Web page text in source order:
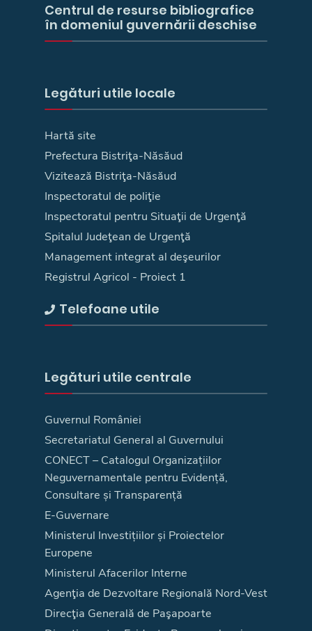
Centrul de resurse bibliografice
în domeniul guvernării deschise
Legături utile locale
Hartă site
Prefectura Bistriţa-Năsăud
Vizitează Bistriţa-Năsăud
Inspectoratul de poliţie
Inspectoratul pentru Situaţii de Urgenţă
Spitalul Judeţean de Urgenţă
Management integrat al deşeurilor
Registrul Agricol - Proiect 1
Telefoane utile
Legături utile centrale
Guvernul României
Secretariatul General al Guvernului
CONECT – Catalogul Organizațiilor
Neguvernamentale pentru Evidență,
Consultare și Transparență
E-Guvernare
Ministerul Investițiilor și Proiectelor
Europene
Ministerul Afacerilor Interne
Agenţia de Dezvoltare Regională Nord-Vest
Direcţia Generală de Paşapoarte